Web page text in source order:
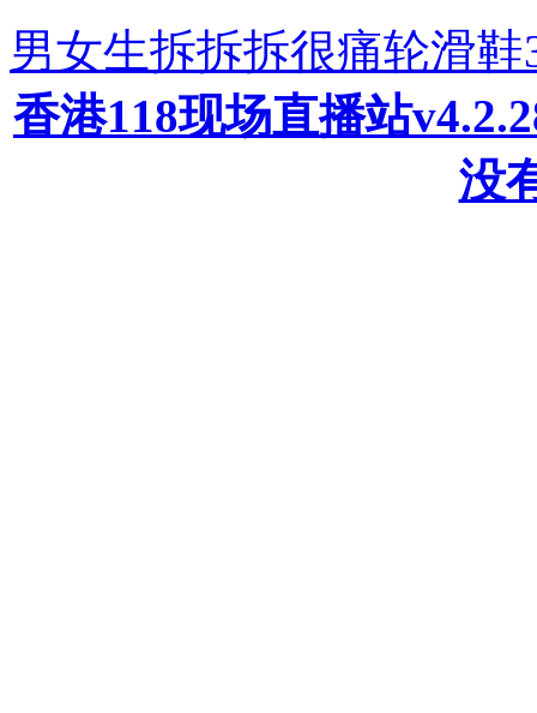
男女生拆拆拆很痛轮滑
香港118现场直播站
没